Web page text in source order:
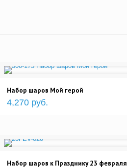
Набор шаров Мой герой
4,270 руб.
Набор шаров к Празднику 23 февраля